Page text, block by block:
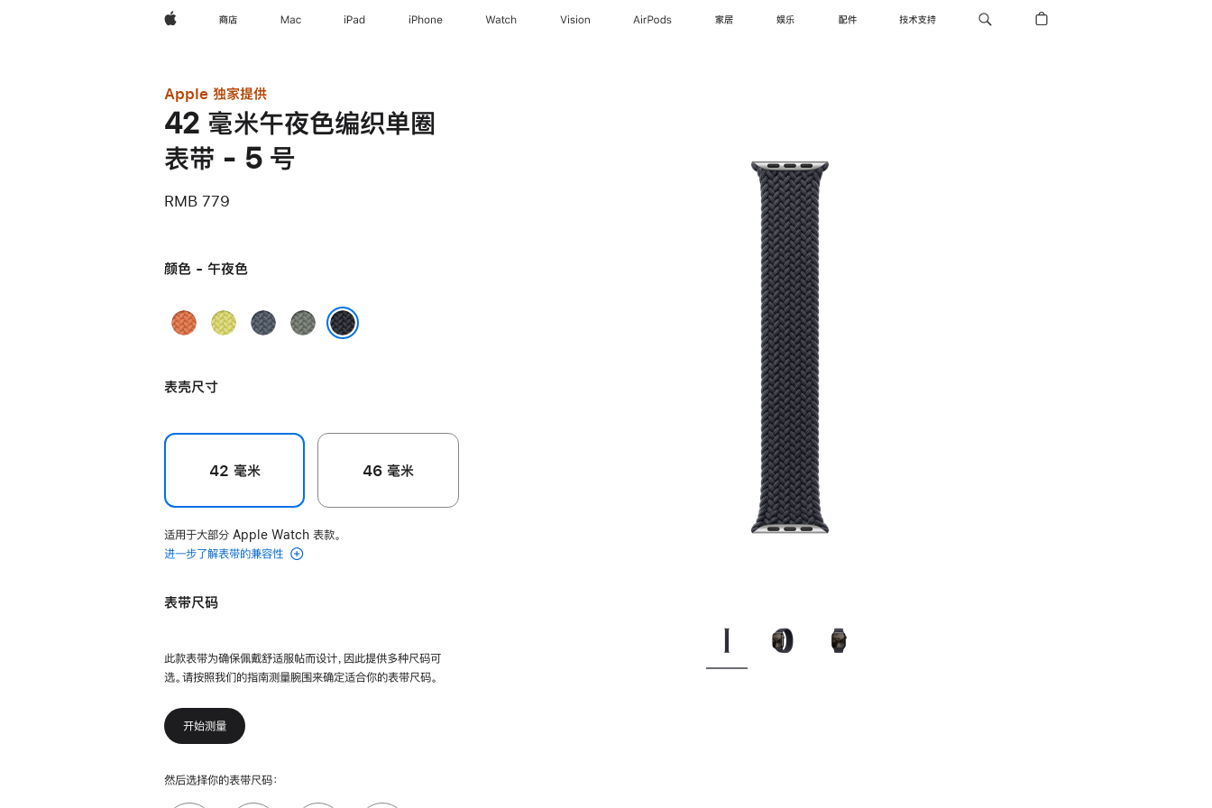
Apple 商店 Mac iPad iPhone Watch Vision AirPods 家居 娱乐 配件 技术支持
Apple 独家提供
42 毫米午夜色编织单圈
表带 - 5 号
RMB 779
颜色 - 午夜色
姜
色
霓
色
铁
灰
表壳尺寸
42 毫米 46 毫米
适用于大部分 Apple Watch 表款。
进一步了解表带的兼容性
表带尺码
此款表带为确保佩戴舒适服帖而设计，因此提供多种尺码可
选。请按照我们的指南测量腕围来确定适合你的表带尺码。
开始测量
然后选择你的表带尺码：